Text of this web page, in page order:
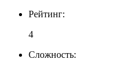
Рейтинг:
4
Сложность: